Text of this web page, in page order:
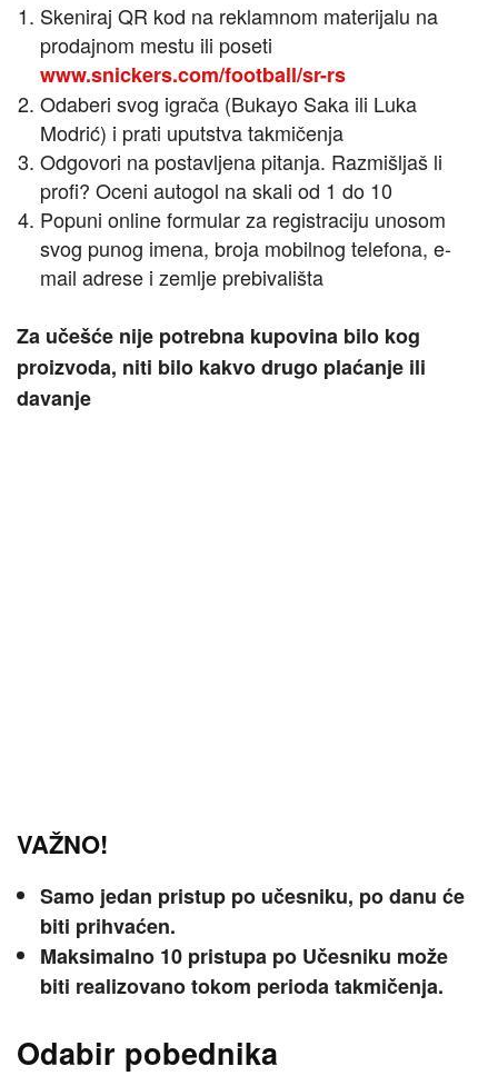
Skeniraj QR kod na reklamnom materijalu na
prodajnom mestu ili poseti
www.snickers.com/football/sr-rs
Odaberi svog igrača (Bukayo Saka ili Luka
Modrić) i prati uputstva takmičenja
Odgovori na postavljena pitanja. Razmišljaš li
profi? Oceni autogol na skali od 1 do 10
Popuni online formular za registraciju unosom
svog punog imena, broja mobilnog telefona, e-
mail adrese i zemlje prebivališta
Za učešće nije potrebna kupovina bilo kog
proizvoda, niti bilo kakvo drugo plaćanje ili
davanje
VAŽNO!
Samo jedan pristup po učesniku, po danu će
biti prihvaćen.
Maksimalno 10 pristupa po Učesniku može
biti realizovano tokom perioda takmičenja.
Odabir pobednika